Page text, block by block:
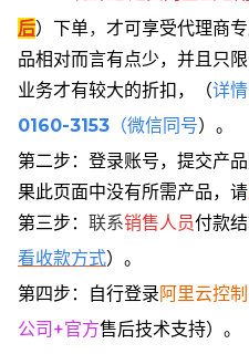
后） 下单， 才可享受代理商
品相对而言有点少，并且只
业务才有较大的折扣，
（详
0160-3153 （微信同号）。
第二步：登录账号，提交产
果此页面中没有所需产品，请
第三步： 联系销售人员付款
看收款方式）。
第四步：自行登录阿里云控
公司+官方售后技术支持）。